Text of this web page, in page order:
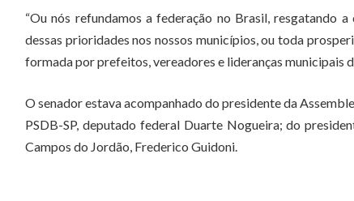
“Ou nós refundamos a federação no Brasil, resgatando
dessas prioridades nos nossos municípios, ou toda
formada por prefeitos, vereadores e lideranças municipais
O senador estava acompanhado do presidente da
PSDB-SP, deputado federal Duarte Nogueira; do
Campos do Jordão, Frederico Guidoni.